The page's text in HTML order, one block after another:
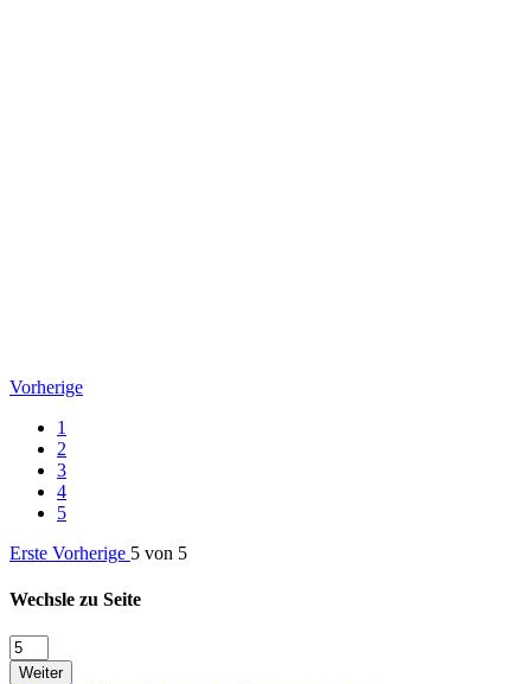
Vorherige
1
2
3
4
5
Erste Vorherige 5 von 5
Wechsle zu Seite
Weiter